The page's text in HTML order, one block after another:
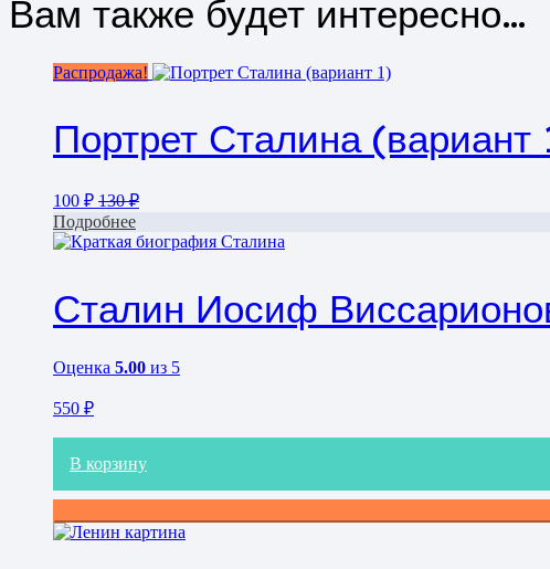
Вам также будет интересно…
Распродажа!
Портрет Сталина (вариант
100 ₽ 130₽
Подробнее
Сталин Иосиф
Оценка 5.00 из 5
550 ₽
В корзину